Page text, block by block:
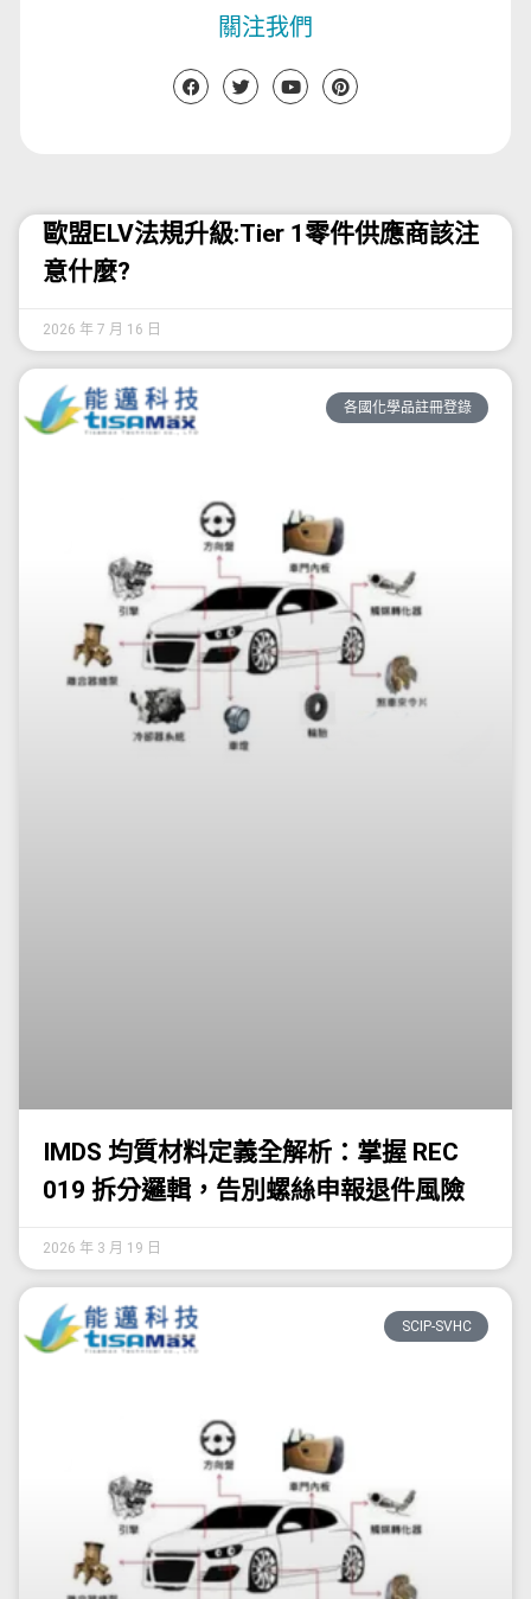
關注我們
歐盟ELV法規升級:Tier 1零件供應商該注
意什麼?
2026 年 7 月 16 日
各國化學品註冊登錄
IMDS 均質材料定義全解析：掌握 REC
019 拆分邏輯，告別螺絲申報退件風險
2026 年 3 月 19 日
SCIP-SVHC